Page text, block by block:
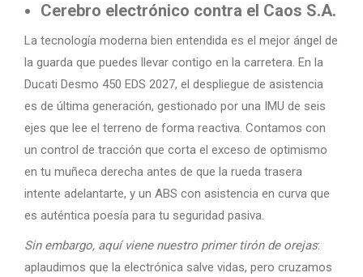
Cerebro electrónico contra el Caos S.A.
La tecnología moderna bien entendida es el mejor ángel de
la guarda que puedes llevar contigo en la carretera. En la
Ducati Desmo 450 EDS 2027, el despliegue de asistencia
es de última generación, gestionado por una IMU de seis
ejes que lee el terreno de forma reactiva. Contamos con
un control de tracción que corta el exceso de optimismo
en tu muñeca derecha antes de que la rueda trasera
intente adelantarte, y un ABS con asistencia en curva que
es auténtica poesía para tu seguridad pasiva.
Sin embargo, aquí viene nuestro primer tirón de orejas:
aplaudimos que la electrónica salve vidas, pero cruzamos